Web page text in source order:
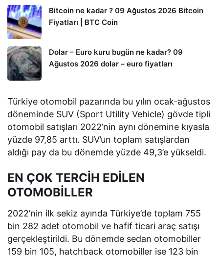
Bitcoin ne kadar ? 09 Ağustos 2026 Bitcoin
Fiyatları | BTC Coin
Dolar – Euro kuru bugün ne kadar? 09
Ağustos 2026 dolar – euro fiyatları
Türkiye otomobil pazarında bu yılın ocak-ağustos
döneminde SUV (Sport Utility Vehicle) gövde tipli
otomobil satışları 2022’nin aynı dönemine kıyasla
yüzde 97,85 arttı. SUV’un toplam satışlardan
aldığı pay da bu dönemde yüzde 49,3’e yükseldi.
EN ÇOK TERCİH EDİLEN
OTOMOBİLLER
2022’nin ilk sekiz ayında Türkiye’de toplam 755
bin 282 adet otomobil ve hafif ticari araç satışı
gerçekleştirildi. Bu dönemde sedan otomobiller
159 bin 105, hatchback otomobiller ise 123 bin